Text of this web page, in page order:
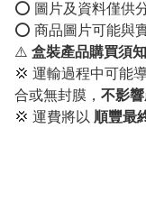
⭕️ 圖片及資料僅供
⭕️ 商品圖片可能與
⚠️ 盒裝產品購買須知
💢 運輸過程中可能
合或無封膜， 不影
💢 運費將以 順豐最